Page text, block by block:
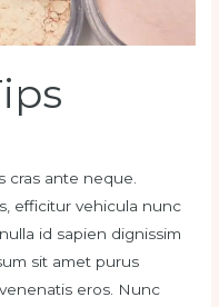
cras ante neque.
efficitur vehicula nunc
id sapien dignissim
sit amet purus
eros. Nunc